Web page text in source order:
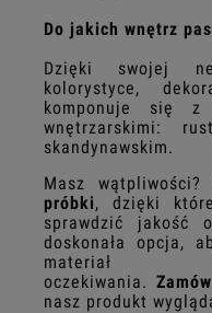
Do jakich wnętrz
Dzięki swojej
kolorystyce,
komponuje się z
wnętrzarskimi:
skandynawskim.
Masz wątpliwości?
próbki, dzięki
sprawdzić jakość
doskonała opcja,
materiał
oczekiwania. Zamów
nasz produkt